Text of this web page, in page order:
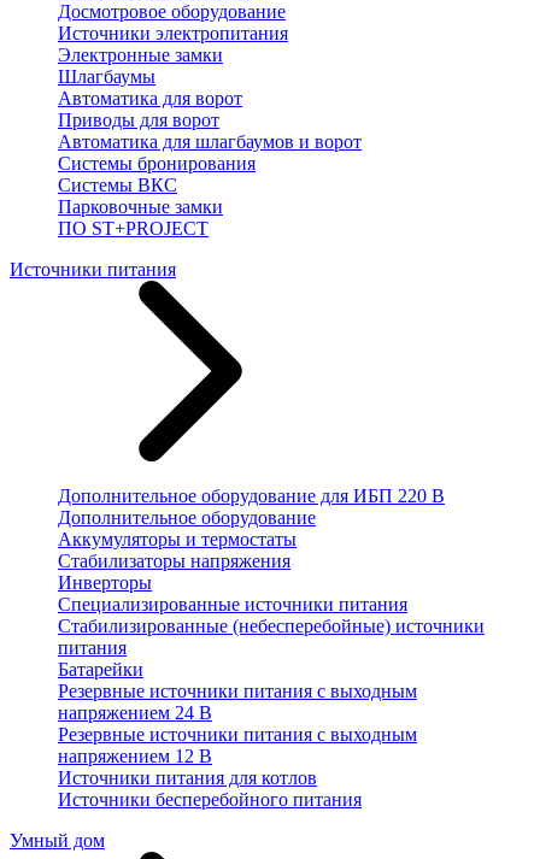
Досмотровое оборудование
Источники электропитания
Электронные замки
Шлагбаумы
Автоматика для ворот
Приводы для ворот
Автоматика для шлагбаумов и ворот
Системы бронирования
Системы ВКС
Парковочные замки
ПО ST+PROJECT
Источники питания
Дополнительное оборудование для ИБП 220 В
Дополнительное оборудование
Аккумуляторы и термостаты
Стабилизаторы напряжения
Инверторы
Специализированные источники питания
Стабилизированные (небесперебойные) источники
питания
Батарейки
Резервные источники питания с выходным
напряжением 24 В
Резервные источники питания с выходным
напряжением 12 В
Источники питания для котлов
Источники бесперебойного питания
Умный дом